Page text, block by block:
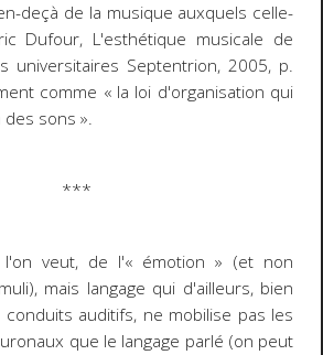
deçà de la musique auxquels celle-
Dufour, L'esthétique musicale de
universitaires Septentrion, 2005, p.
comme « la loi d'organisation qui
sons ».
***
l'on veut, de l'« émotion » (et non
mais langage qui d'ailleurs, bien
auditifs, ne mobilise pas les
que le langage parlé (on peut